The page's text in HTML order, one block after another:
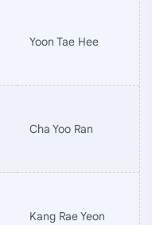
Yoon Tae Hee
Cha Yoo Ran
Kang Rae Yeon